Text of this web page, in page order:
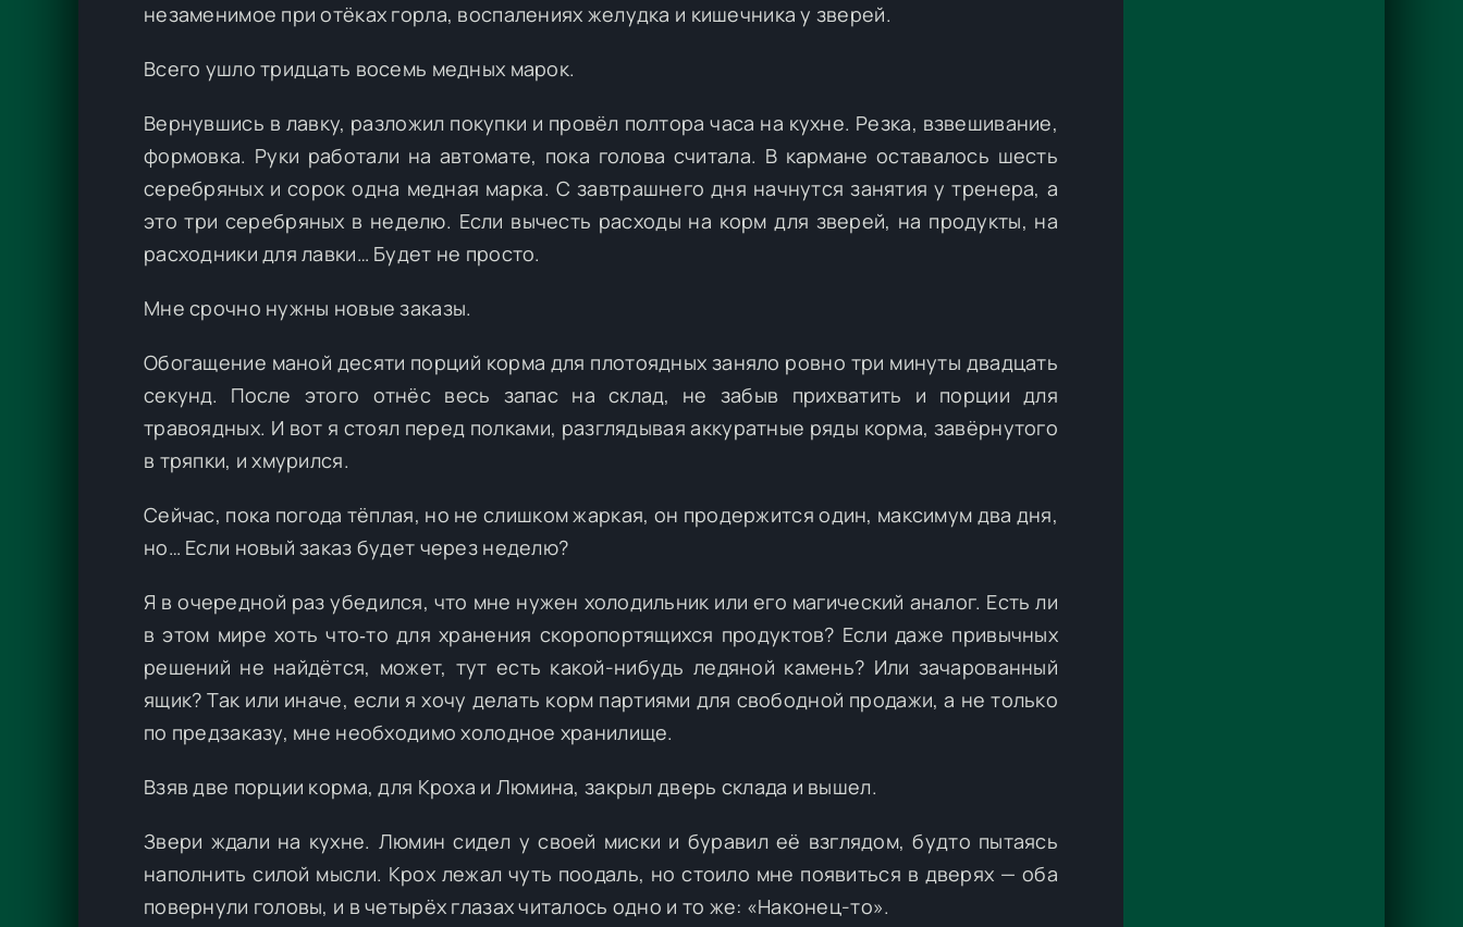
незаменимое при отёках горла, воспалениях желудка и кишечника у зверей.
Всего ушло тридцать восемь медных марок.
Вернувшись в лавку, разложил покупки и провёл полтора часа на кухне. Резка, взвешивание,
формовка. Руки работали на автомате, пока голова считала. В кармане оставалось шесть
серебряных и сорок одна медная марка. С завтрашнего дня начнутся занятия у тренера, а
это три серебряных в неделю. Если вычесть расходы на корм для зверей, на продукты, на
расходники для лавки… Будет не просто.
Мне срочно нужны новые заказы.
Обогащение маной десяти порций корма для плотоядных заняло ровно три минуты двадцать
секунд. После этого отнёс весь запас на склад, не забыв прихватить и порции для
травоядных. И вот я стоял перед полками, разглядывая аккуратные ряды корма, завёрнутого
в тряпки, и хмурился.
Сейчас, пока погода тёплая, но не слишком жаркая, он продержится один, максимум два дня,
но… Если новый заказ будет через неделю?
Я в очередной раз убедился, что мне нужен холодильник или его магический аналог. Есть ли
в этом мире хоть что‑то для хранения скоропортящихся продуктов? Если даже привычных
решений не найдётся, может, тут есть какой-нибудь ледяной камень? Или зачарованный
ящик? Так или иначе, если я хочу делать корм партиями для свободной продажи, а не только
по предзаказу, мне необходимо холодное хранилище.
Взяв две порции корма, для Кроха и Люмина, закрыл дверь склада и вышел.
Звери ждали на кухне. Люмин сидел у своей миски и буравил её взглядом, будто пытаясь
наполнить силой мысли. Крох лежал чуть поодаль, но стоило мне появиться в дверях — оба
повернули головы, и в четырёх глазах читалось одно и то же: «Наконец-то».